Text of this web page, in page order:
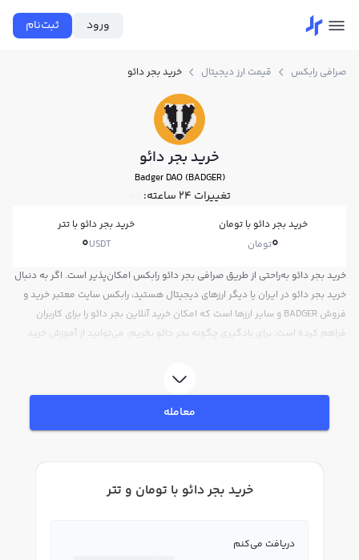
ورود ثبت‌نام
صرافی رابکس قیمت ارز دیجیتال خرید بجر دائو
خرید بجر دائو
Badger DAO (BADGER)
تغییرات ۲۴ ساعته: 0%
خرید بجر دائو با تومان
0تومان
خرید بجر دائو با تتر
0USDT
خرید بجر دائو به‌راحتی از طریق صرافی بجر دائو رابکس امکان‌پذیر است. اگر به دنبال
خرید بجر دائو در ایران یا دیگر ارزهای دیجیتال هستید، رابکس سایت معتبر خرید و
فروش BADGER و سایر ارزها است که امکان خرید آنلاین بجر دائو را برای کاربران
فراهم کرده است. برای یادگیری چگونه بجر دائو بخریم، می‌توانید از آموزش خرید
BADGER بپردازید. در بازار رابکس، قیمت لحظه‌ای، نمودار و امکانات فروش بجر دائو
نیز در دسترس شما قرار دارد تا بتوانید تصمیمات بهتری در معاملات خود بگیرید.
معامله
خرید بجر دائو با تومان و تتر
دریافت می‌کنم